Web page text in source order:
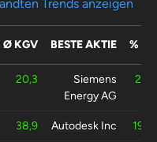
Ø KGV BESTE AKTIE % 1J
20,3
Siemens
Energy AG
261
38,9 Autodesk Inc 19,2
Trends anzeigen